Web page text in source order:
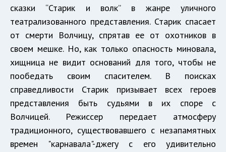
сказки “Старик и волк” в жанре уличного
театрализованного представления. Старик спасает
от смерти Волчицу, спрятав ее от охотников в
своем мешке. Но, как только опасность миновала,
хищница не видит оснований для того, чтобы не
пообедать своим спасителем. В поисках
справедливости Старик призывает всех героев
представления быть судьями в их споре с
Волчицей. Режиссер передает атмосферу
традиционного, существовавшего с незапамятных
времен "карнавала"-джегу с его удивительно